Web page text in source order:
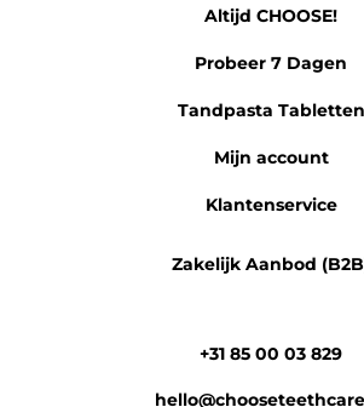
Altijd CHOOSE!
Probeer 7 Dagen
Tandpasta Tabletten
Mijn account
Klantenservice
Zakelijk Aanbod
+31 85 00 03 829